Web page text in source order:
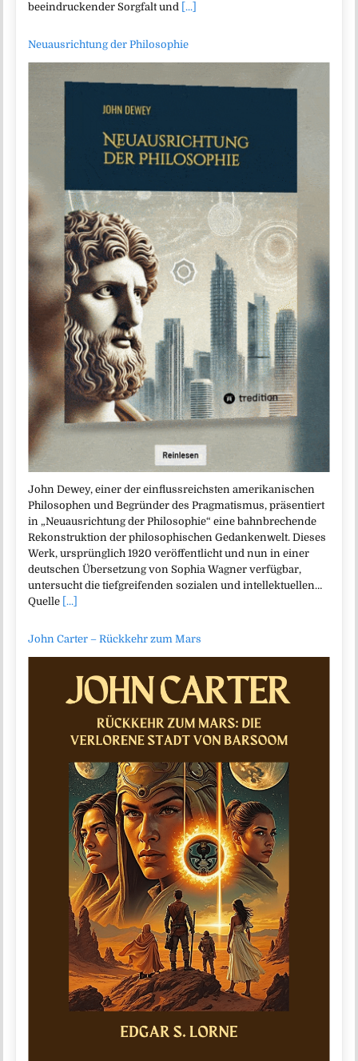
beeindruckender Sorgfalt und [...]
Neuausrichtung der Philosophie
John Dewey, einer der einflussreichsten amerikanischen
Philosophen und Begründer des Pragmatismus, präsentiert
in „Neuausrichtung der Philosophie“ eine bahnbrechende
Rekonstruktion der philosophischen Gedankenwelt. Dieses
Werk, ursprünglich 1920 veröffentlicht und nun in einer
deutschen Übersetzung von Sophia Wagner verfügbar,
untersucht die tiefgreifenden sozialen und intellektuellen…
Quelle [...]
John Carter – Rückkehr zum Mars